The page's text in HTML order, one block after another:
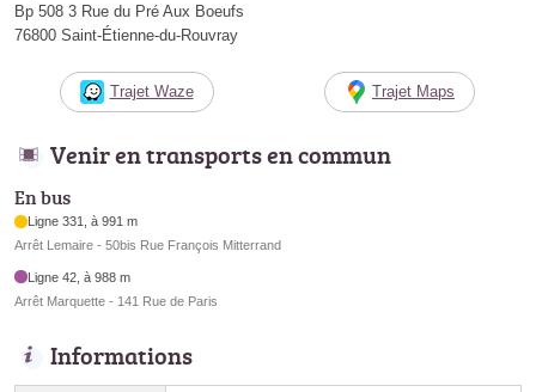
Bp 508 3 Rue du Pré Aux Boeufs
76800 Saint-Étienne-du-Rouvray
Trajet Waze Trajet Maps
Venir en transports en commun
En bus
Ligne 331, à 991 m
Arrêt Lemaire - 50bis Rue François Mitterrand
Ligne 42, à 988 m
Arrêt Marquette - 141 Rue de Paris
Informations